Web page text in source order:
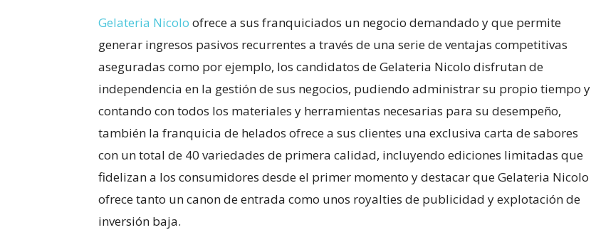
Gelateria Nicolo ofrece a sus franquiciados un negocio demandado y que permite
generar ingresos pasivos recurrentes a través de una serie de ventajas competitivas
aseguradas como por ejemplo, los candidatos de Gelateria Nicolo disfrutan de
independencia en la gestión de sus negocios, pudiendo administrar su propio tiempo y
contando con todos los materiales y herramientas necesarias para su desempeño,
también la franquicia de helados ofrece a sus clientes una exclusiva carta de sabores
con un total de 40 variedades de primera calidad, incluyendo ediciones limitadas que
fidelizan a los consumidores desde el primer momento y destacar que Gelateria Nicolo
ofrece tanto un canon de entrada como unos royalties de publicidad y explotación de
inversión baja.